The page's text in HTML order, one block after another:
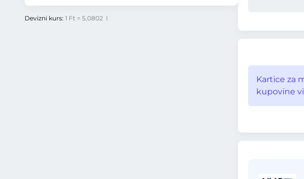
Devizni kurs: 1 Ft = 5,0802 l
Kartice za
kupovine